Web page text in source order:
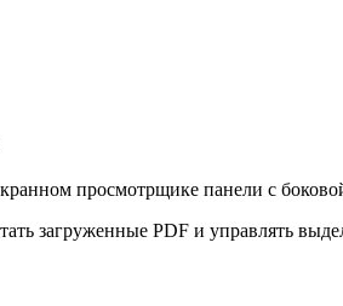
просмотрщике панели с
загруженные PDF и управлять